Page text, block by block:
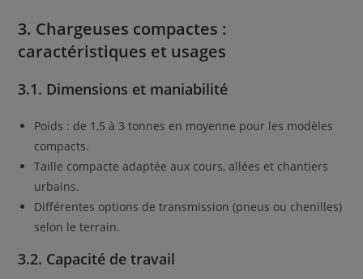
3. Chargeuses compactes :
caractéristiques et usages
3.1. Dimensions et maniabilité
Poids : de 1,5 à 3 tonnes en moyenne pour les modèles
compacts.
Taille compacte adaptée aux cours, allées et chantiers
urbains.
Différentes options de transmission (pneus ou chenilles)
selon le terrain.
3.2. Capacité de travail